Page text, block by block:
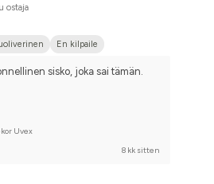
ostaja
En kilpaile
sisko, joka sai tämän.
Uvex
8 kk sitten